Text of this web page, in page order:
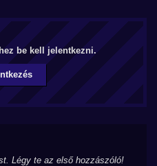
be kell jelentkezni.
Légy te az első hozzászóló!